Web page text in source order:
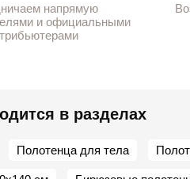
напрямую
и официальными
в разделах
Полотенца для тела